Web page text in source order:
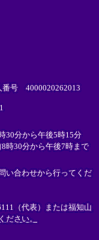
番号 4000020262013
30分から午後5時15分
時30分から午後7時まで
い合わせから行ってくだ
（代表）または福知山
ださい。